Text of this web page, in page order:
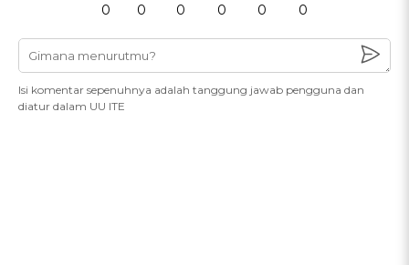
0 0 0 0 0 0
Isi komentar sepenuhnya adalah tanggung jawab pengguna dan
diatur dalam UU ITE